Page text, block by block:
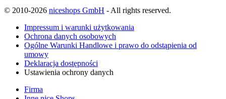
© 2010-2026 niceshops GmbH - All rights reserved.
Impressum i warunki użytkowania
Ochrona danych osobowych
Ogólne Warunki Handlowe i prawo do odstąpienia od
umowy
Deklaracja dostępności
Ustawienia ochrony danych
Firma